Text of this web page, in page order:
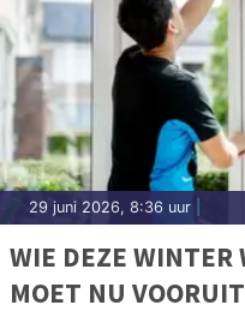
29 juni 2026, 8:36 uur
WIE DEZE
MOET NU